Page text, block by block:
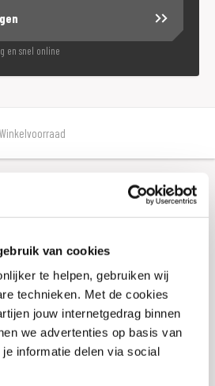
van cookies
te helpen, gebruiken wij
technieken. Met de cookies
jouw internetgedrag binnen
we advertenties op basis van
informatie delen via social
en snel online
Winkelvoorraad
THRUX105 Cruisecontrol